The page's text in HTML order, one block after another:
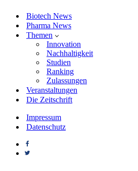
Biotech News
Pharma News
Themen
Innovation
Nachhaltigkeit
Studien
Ranking
Zulassungen
Veranstaltungen
Die Zeitschrift
Impressum
Datenschutz